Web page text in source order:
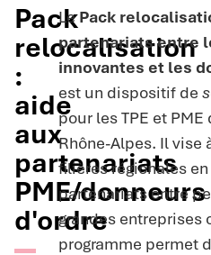
Pack
relocalisation
:
aide
aux
partenariats
PME/donneurs
d'ordre
LePack
partenariats entre
innovantes et les
est un dispositif de
pour les TPE et PME
Rhône-Alpes. Il vise
filières régionales
partenariats entre
grandes entreprises
programme permet